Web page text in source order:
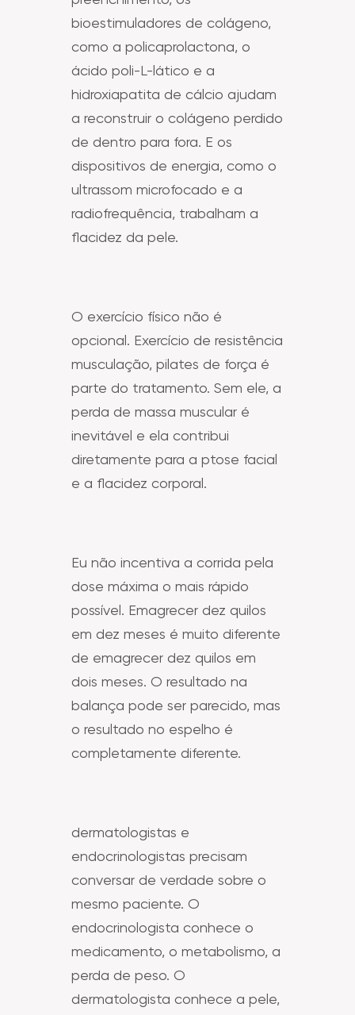
bioestimuladores de colágeno,
como a policaprolactona, o
ácido poli-L-lático e a
hidroxiapatita de cálcio ajudam
a reconstruir o colágeno perdido
de dentro para fora. E os
dispositivos de energia, como o
ultrassom microfocado e a
radiofrequência, trabalham a
flacidez da pele.
O exercício físico não é
opcional. Exercício de resistência
musculação, pilates de força é
parte do tratamento. Sem ele, a
perda de massa muscular é
inevitável e ela contribui
diretamente para a ptose facial
e a flacidez corporal.
Eu não incentiva a corrida pela
dose máxima o mais rápido
possível. Emagrecer dez quilos
em dez meses é muito diferente
de emagrecer dez quilos em
dois meses. O resultado na
balança pode ser parecido, mas
o resultado no espelho é
completamente diferente.
dermatologistas e
endocrinologistas precisam
conversar de verdade sobre o
mesmo paciente. O
endocrinologista conhece o
medicamento, o metabolismo, a
perda de peso. O
dermatologista conhece a pele,